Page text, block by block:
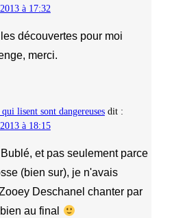
à 17:32
découvertes pour moi
merci.
lisent sont dangereuses dit :
à 18:15
et pas seulement parce
(bien sur), je n'avais
Deschanel chanter par
au final